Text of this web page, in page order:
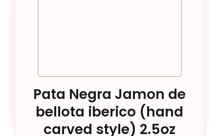
Pata Negra Jamon de
bellota iberico (hand
carved style) 2.5oz